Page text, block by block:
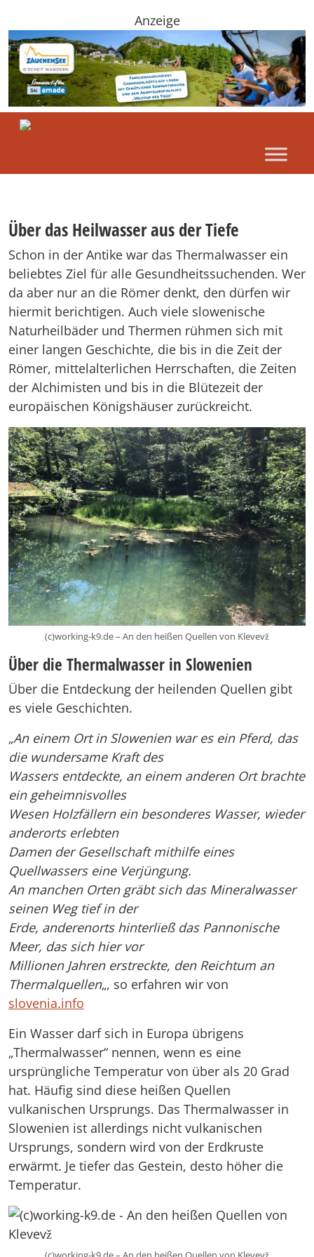
Anzeige
Über das Heilwasser aus der Tiefe
Schon in der Antike war das Thermalwasser ein
beliebtes Ziel für alle Gesundheitssuchenden. Wer
da aber nur an die Römer denkt, den dürfen wir
hiermit berichtigen. Auch viele slowenische
Naturheilbäder und Thermen rühmen sich mit
einer langen Geschichte, die bis in die Zeit der
Römer, mittelalterlichen Herrschaften, die Zeiten
der Alchimisten und bis in die Blütezeit der
europäischen Königshäuser zurückreicht.
(c)working-k9.de – An den heißen Quellen von Klevevž
Über die Thermalwasser in Slowenien
Über die Entdeckung der heilenden Quellen gibt
es viele Geschichten.
„An einem Ort in Slowenien war es ein Pferd, das
die wundersame Kraft des
Wassers entdeckte, an einem anderen Ort brachte
ein geheimnisvolles
Wesen Holzfällern ein besonderes Wasser, wieder
anderorts erlebten
Damen der Gesellschaft mithilfe eines
Quellwassers eine Verjüngung.
An manchen Orten gräbt sich das Mineralwasser
seinen Weg tief in der
Erde, anderenorts hinterließ das Pannonische
Meer, das sich hier vor
Millionen Jahren erstreckte, den Reichtum an
Thermalquellen„, so erfahren wir von
slovenia.info
Ein Wasser darf sich in Europa übrigens
„Thermalwasser“ nennen, wenn es eine
ursprüngliche Temperatur von über als 20 Grad
hat. Häufig sind diese heißen Quellen
vulkanischen Ursprungs. Das Thermalwasser in
Slowenien ist allerdings nicht vulkanischen
Ursprungs, sondern wird von der Erdkruste
erwärmt. Je tiefer das Gestein, desto höher die
Temperatur.